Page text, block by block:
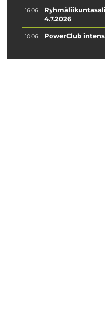
16.06.
4.7.2026
10.06. PowerClub